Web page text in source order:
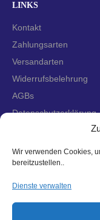
Wir verwenden Cookies,
bereitzustellen..
Dienste verwalten
LINKS
Kontakt
Zahlungsarten
Versandarten
Widerrufsbelehrung
AGBs
Datenschutzerklärung
Cookie-Richtlinie (EU)